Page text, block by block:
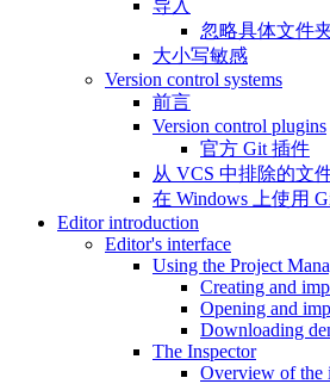
导入
忽略具体文件
大小写敏感
Version control systems
前言
Version control plugins
官方 Git 插件
从 VCS 中排除的文
在 Windows 上使用
Editor introduction
Editor's interface
Using the Project
Creating and
Opening and
Downloading
The Inspector
Overview of the